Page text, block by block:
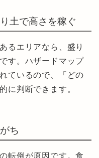
土で高さを稼ぐ
るエリアなら、盛り
す。ハザードマップ
ているので、「どの
に判断できます。
ち
転倒が原因です。食